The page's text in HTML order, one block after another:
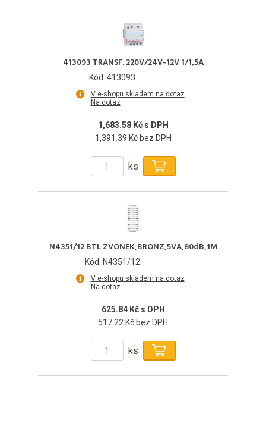
413093 TRANSF. 220V/24V-12V 1/1,5A
Kód: 413093
V e-shopu skladem na dotaz
Na dotaz
1,683.58 Kč s DPH
1,391.39 Kč bez DPH
ks
N4351/12 BTL ZVONEK,BRONZ,5VA,80dB,1M
Kód: N4351/12
V e-shopu skladem na dotaz
Na dotaz
625.84 Kč s DPH
517.22 Kč bez DPH
ks